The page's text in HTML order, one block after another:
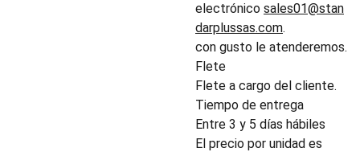
electrónico sales01@stan
darplussas.com.
con gusto le atenderemos.
Flete
Flete a cargo del cliente.
Tiempo de entrega
Entre 3 y 5 días hábiles
El precio por unidad es